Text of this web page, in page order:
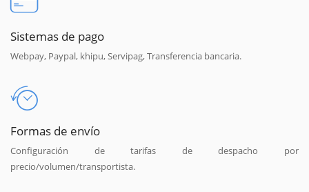
Sistemas de pago
Webpay, Paypal, khipu, Servipag, Transferencia bancaria.
Formas de envío
Configuración de tarifas de despacho por
precio/volumen/transportista.